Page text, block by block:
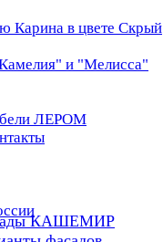
Карина в цвете Скрый
и "Мелисса"
ЛЕРОМ
КАШЕМИР